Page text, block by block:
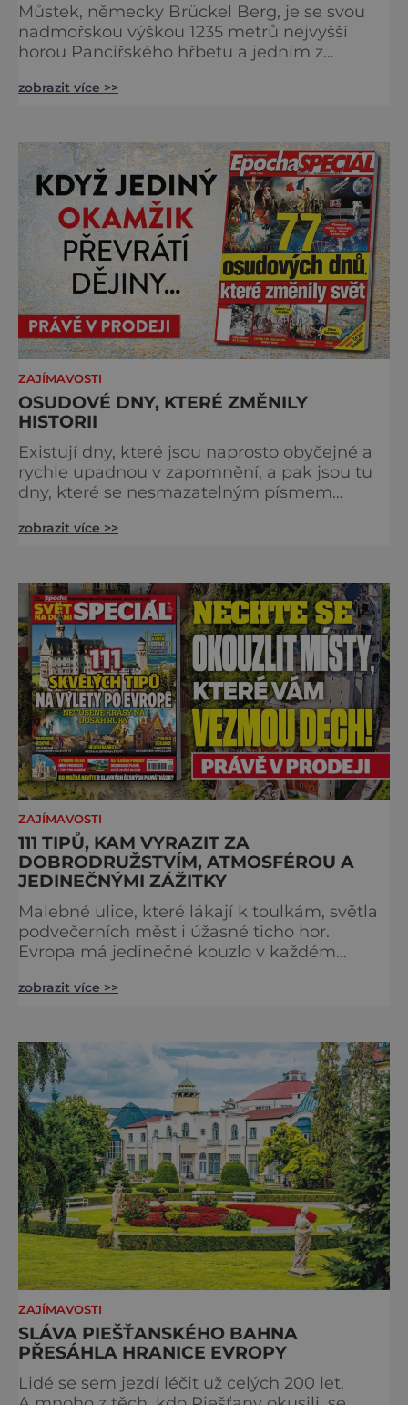
Můstek, německy Brückel Berg, je se svou
nadmořskou výškou 1235 metrů nejvyšší
horou Pancířského hřbetu a jedním z
Šumavy. Přestože nestojí v centru hlavních
Můstek si dodnes uchovává syrový horský
charakter, klid a zvláštní atmosféru
šumavských hřebenů, kde se střídá hustý les
zobrazit více >>
ZAJÍMAVOSTI
OSUDOVÉ DNY, KTERÉ ZMĚNILY
HISTORII
Existují dny, které jsou naprosto obyčejné a
rychle upadnou v zapomnění, a pak jsou tu
dny, které se nesmazatelným písmem
dojde k významnému objevu nebo děsivé
krážem. Je 10. dubna roku 49 př. n. l. a na
břehu říčky Rubikon pronáší Gaius Julius
Caesar svou slavnou vě
zobrazit více >>
ZAJÍMAVOSTI
111 TIPŮ, KAM VYRAZIT ZA
DOBRODRUŽSTVÍM, ATMOSFÉROU A
JEDINEČNÝMI ZÁŽITKY
Malebné ulice, které lákají k toulkám, světla
podvečerních měst i úžasné ticho hor.
Evropa má jedinečné kouzlo v každém
zve na cestu plnou inspirace, dobrodružství i
podobě. Města s neopakovatelnou
atmosférou Vydejte se s námi na prohlídku
měst, která patří k
zobrazit více >>
ZAJÍMAVOSTI
SLÁVA PIEŠŤANSKÉHO BAHNA
PŘESÁHLA HRANICE EVROPY
Lidé se sem jezdí léčit už celých 200 let.